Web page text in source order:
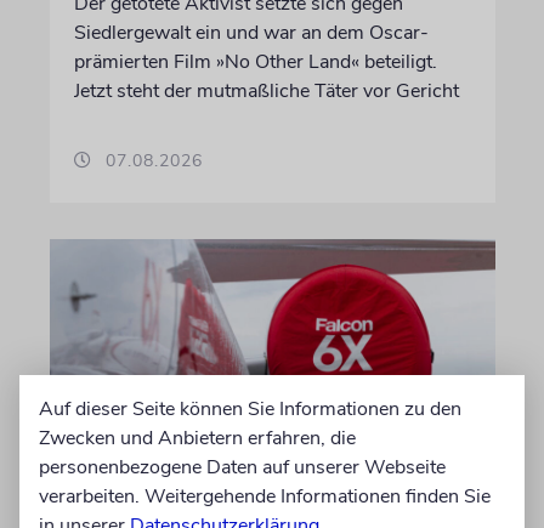
Siedlergewalt ein und war an dem Oscar-
prämierten Film »No Other Land« beteiligt.
Jetzt steht der mutmaßliche Täter vor Gericht
07.08.2026
DUBLIN
Auf dieser Seite können Sie Informationen zu den
Zwecken und Anbietern erfahren, die
personenbezogene Daten auf unserer Webseite
verarbeiten. Weitergehende Informationen finden Sie